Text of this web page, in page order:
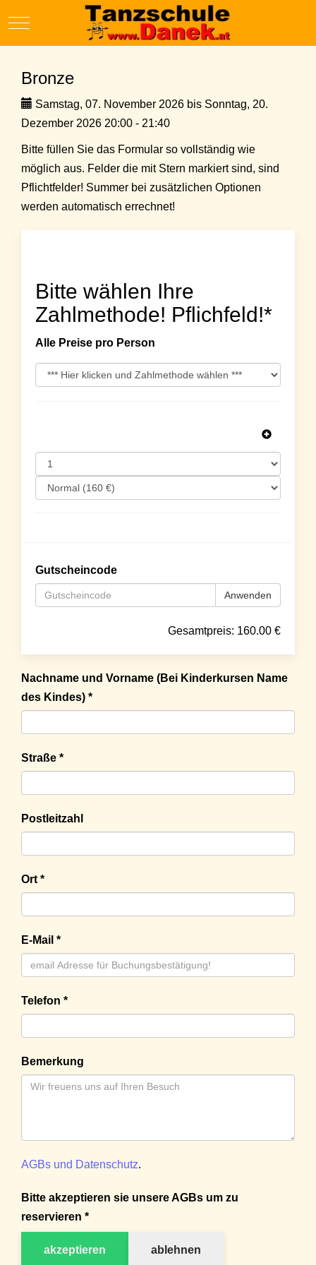
Mobile Menu Toggle
Bronze
Samstag, 07. November 2026 bis Sonntag, 20.
Dezember 2026 20:00 - 21:40
Bitte füllen Sie das Formular so vollständig wie
möglich aus. Felder die mit Stern markiert sind, sind
Pflichtfelder! Summer bei zusätzlichen Optionen
werden automatisch errechnet!
Bitte wählen Ihre
Zahlmethode! Pflichfeld!*
Alle Preise pro Person
Gutscheincode
Anwenden
Gesamtpreis: 160.00 €
Nachname und Vorname (Bei Kinderkursen Name
des Kindes) *
Straße *
Postleitzahl
Ort *
E-Mail *
Telefon *
Bemerkung
AGBs und Datenschutz.
Bitte akzeptieren sie unsere AGBs um zu
reservieren *
akzeptieren ablehnen